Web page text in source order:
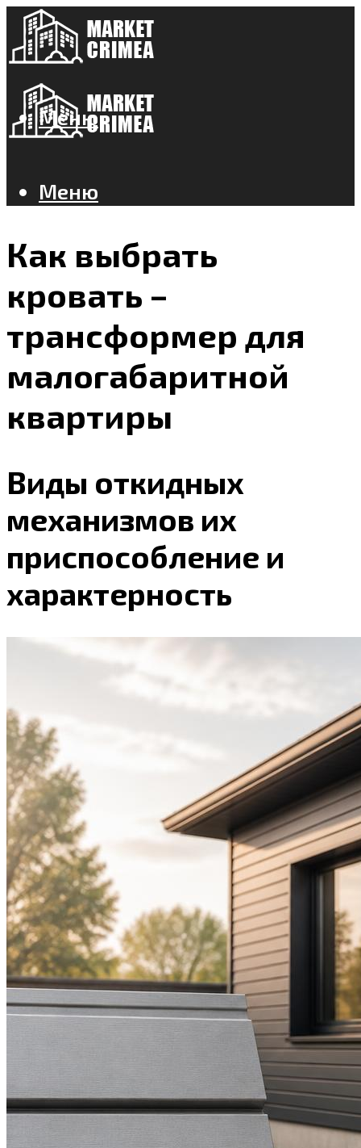
Меню
Меню
Как выбрать
кровать –
трансформер для
малогабаритной
квартиры
Виды откидных
механизмов их
приспособление и
характерность